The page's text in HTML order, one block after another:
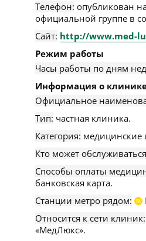
Телефон: опубликован
официальной группе в
Сайт: http://www.med-
Режим работы
Часы работы по дням
Информация о
Официальное
Тип: частная клиника.
Категория: медицинские
Кто может
Способы оплаты
банковская карта.
Станции метро рядом:
М
Относится к сети клиник:
«МедЛюкс».